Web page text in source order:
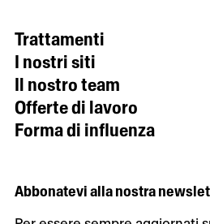
Trattamenti
I nostri siti
Il nostro team
Offerte di lavoro
Forma di influenza
Abbonatevi alla nostra